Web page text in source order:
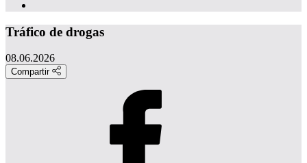
Tráfico de drogas
08.06.2026
Compartir